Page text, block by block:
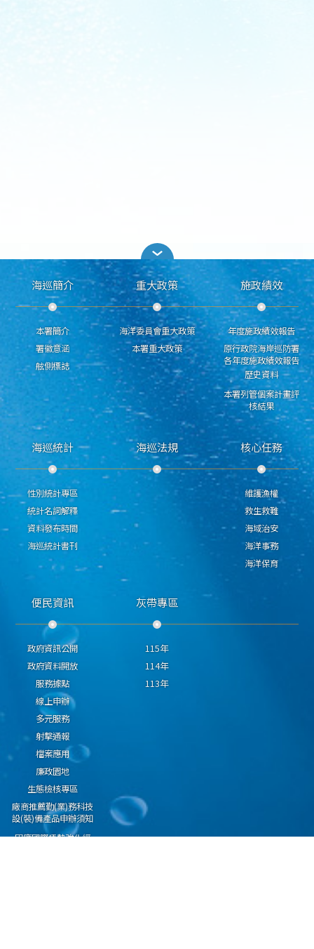
海巡簡介
本署簡介
署徽意涵
舷側標誌
重大政策
海洋委員會重大政策
本署重大政策
施政績效
年度施政績效報告
原行政院海岸巡防署
各年度施政績效報告
歷史資料
本署列管個案計畫評
核結果
海巡統計
性別統計專區
統計名詞解釋
資料發布時間
海巡統計書刊
海巡法規 核心任務
維護漁權
救生救難
海域治安
海洋事務
海洋保育
便民資訊
政府資訊公開
政府資料開放
服務據點
線上申辦
多元服務
射擊通報
檔案應用
廉政園地
生態檢核專區
廠商推薦勤(業)務科技
設(裝)備產品申辦須知
因應國際情勢強化經
灰帶專區
115年
114年
113年